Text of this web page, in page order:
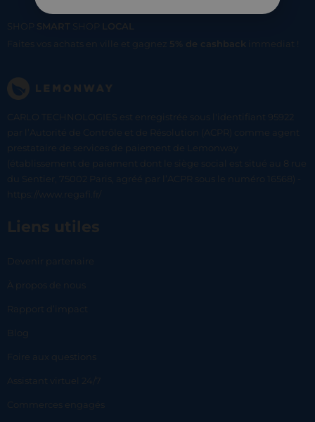
SHOP SMART SHOP
LOCAL
Faites vos achats en ville et gagnez 5% de cashback immediat !
CARLO TECHNOLOGIES est enregistrée sous l'identifiant 95922
par l’Autorité de Contrôle et de Résolution (ACPR) comme agent
prestataire de services de paiement de Lemonway
(établissement de paiement dont le siège social est situé au 8 rue
du Sentier, 75002 Paris, agréé par l’ACPR sous le numéro 16568) -
https://www.regafi.fr/
Liens utiles
Devenir partenaire
À propos de nous
Rapport d’impact
Blog
Foire aux questions
Assistant virtuel 24/7
Commerces engagés